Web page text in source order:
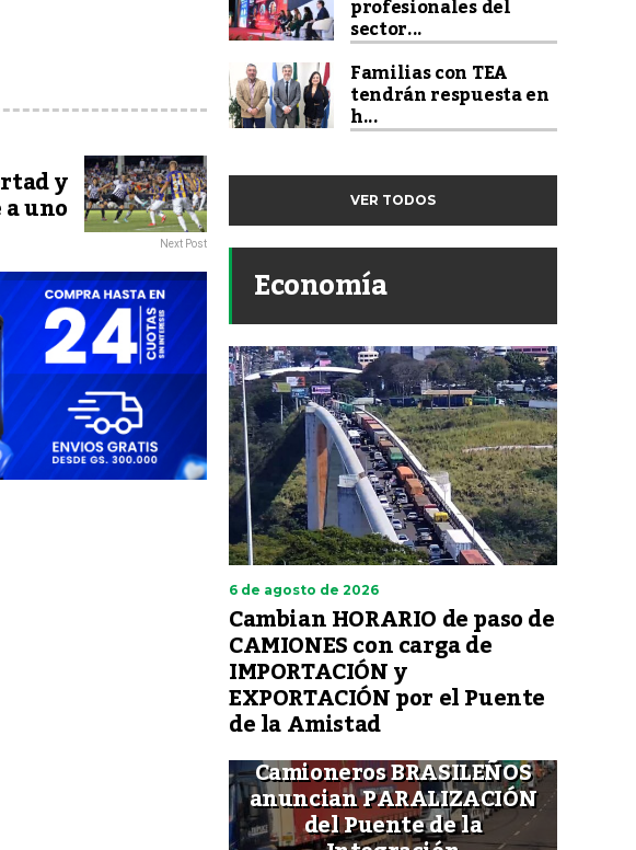
y
uno
Next Post
profesionales del
sector...
Familias con TEA
tendrán respuesta en
h...
VER TODOS
Economía
6 de agosto de 2026
Cambian HORARIO de paso de
CAMIONES con carga de
IMPORTACIÓN y
EXPORTACIÓN por el Puente
de la Amistad
Camioneros BRASILEÑOS
anuncian PARALIZACIÓN
del Puente de la